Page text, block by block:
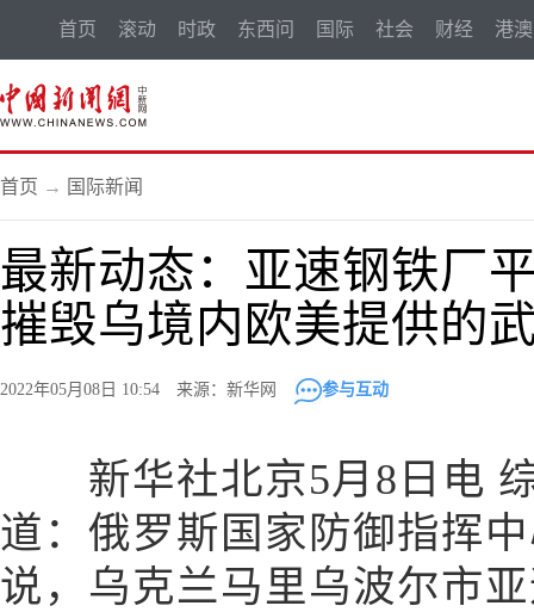
首页 滚动 时政 东西问 国际 社会 财经 港澳
首页 → 国际新闻
最新动态：亚速钢铁厂
摧毁乌境内欧美提供的
2022年05月08日 10:54 来源：新华网 参与互动
新华社北京5月8日电 综
道：俄罗斯国家防御指挥
说，乌克兰马里乌波尔市